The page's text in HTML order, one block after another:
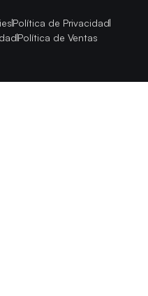
Política de Privacidad
Política de Ventas